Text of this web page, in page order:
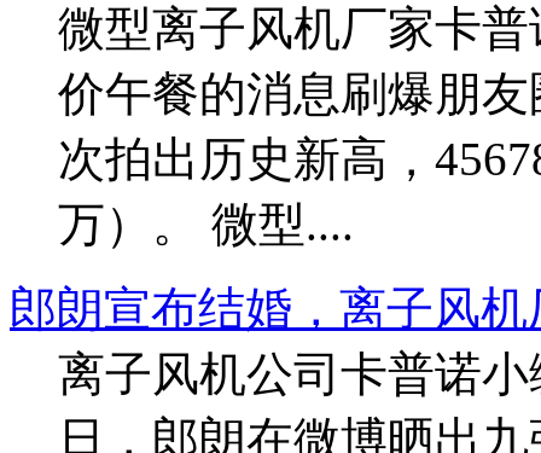
微型离子风机厂家卡
价午餐的消息刷爆朋
次拍出历史新高，
万）。 微型....
郎朗宣布结婚，离子风
离子风机公司卡普诺
日，郎朗在微博晒出